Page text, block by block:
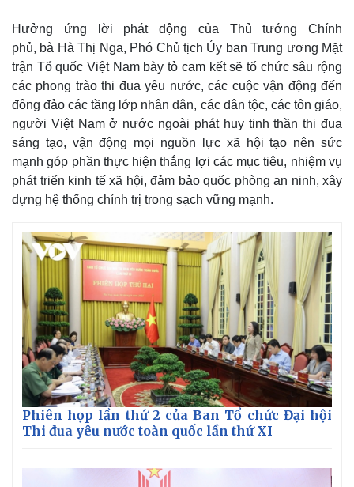
Hưởng ứng lời phát động của Thủ tướng Chính
phủ, bà Hà Thị Nga, Phó Chủ tịch Ủy ban Trung ương Mặt
trận Tổ quốc Việt Nam bày tỏ cam kết sẽ tổ chức sâu rộng
các phong trào thi đua yêu nước, các cuộc vận động đến
đông đảo các tầng lớp nhân dân, các dân tộc, các tôn giáo,
người Việt Nam ở nước ngoài phát huy tinh thần thi đua
sáng tạo, vận động mọi nguồn lực xã hội tạo nên sức
mạnh góp phần thực hiện thắng lợi các mục tiêu, nhiệm vụ
phát triển kinh tế xã hội, đảm bảo quốc phòng an ninh, xây
dựng hệ thống chính trị trong sạch vững mạnh.
Phiên họp lần thứ 2 của Ban Tổ chức Đại hội
Thi đua yêu nước toàn quốc lần thứ XI